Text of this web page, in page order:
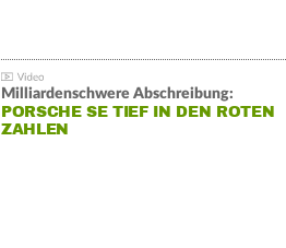
Milliardenschwere Abschreibung:
PORSCHE SE TIEF IN DEN ROTEN
ZAHLEN